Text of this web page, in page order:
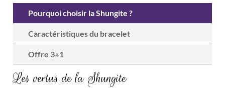
Pourquoi choisir la Shungite ?
Caractéristiques du bracelet
Offre 3+1
Les vertus de la Shungite